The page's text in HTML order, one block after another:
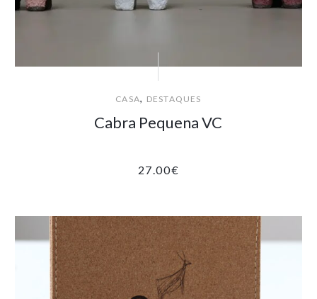
CASA, DESTAQUES
Cabra Pequena VC
27.00€